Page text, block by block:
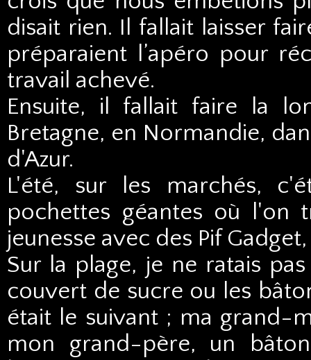
disait rien. Il fallait laisser
préparaient l’apéro pour
travail achevé.
Ensuite, il fallait faire la
Bretagne, en Normandie,
d'Azur.
L'été, sur les marchés,
pochettes géantes où l'on
jeunesse avec des Pif
Sur la plage, je ne ratais
couvert de sucre ou les
était le suivant ; ma grand-
mon grand-père, un